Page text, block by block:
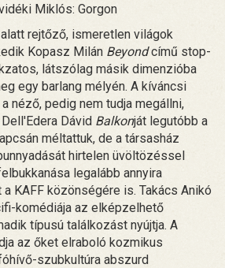
Miklós: Gorgon
rejtőző, ismeretlen világok
Kopasz Milán Beyondcímű stop-
látszólag másik dimenzióba
egy barlang mélyén. A kíváncsi
néző, pedig nem tudja megállni,
Dávid Balkonját legutóbb a
méltattuk, de a társasház
hirtelen üvöltözéssel
legalább annyira
KAFF közönségére is. Takács Anikó
komédiája az elképzelhető
típusú találkozást nyújtja. A
az őket elraboló kozmikus
szubkultúra abszurd